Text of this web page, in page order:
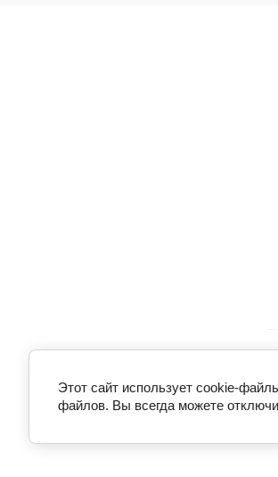
Этот сайт использует cookie-
файлов. Вы всегда можете